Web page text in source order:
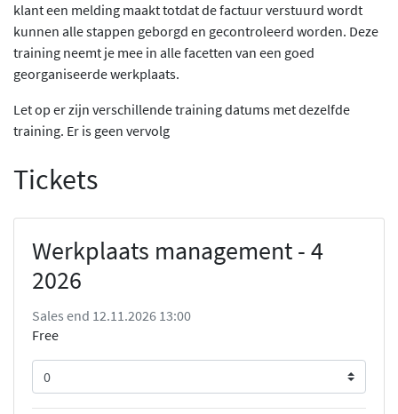
klant een melding maakt totdat de factuur verstuurd wordt
kunnen alle stappen geborgd en gecontroleerd worden. Deze
training neemt je mee in alle facetten van een goed
georganiseerde werkplaats.
Let op er zijn verschillende training datums met dezelfde
training. Er is geen vervolg
Tickets
Werkplaats management - 4
2026
Sales end 12.11.2026 13:00
Free
Quantity